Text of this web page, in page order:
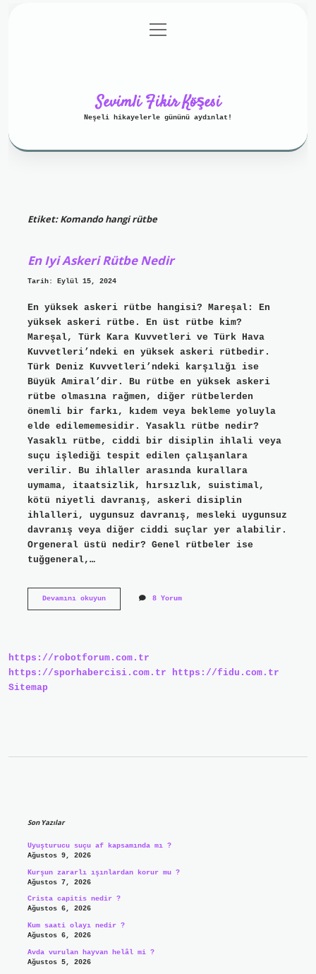
Gizlilik Politikası
menüyü
aç
Sevimli Fikir Köşesi
Neşeli hikayelerle gününü aydınlat!
Etiket:Komando hangi rütbe
En Iyi Askeri Rütbe Nedir
Tarih: Eylül 15, 2024
En yüksek askeri rütbe hangisi? Mareşal: En
yüksek askeri rütbe. En üst rütbe kim?
Mareşal, Türk Kara Kuvvetleri ve Türk Hava
Kuvvetleri’ndeki en yüksek askeri rütbedir.
Türk Deniz Kuvvetleri’ndeki karşılığı ise
Büyük Amiral’dir. Bu rütbe en yüksek askeri
rütbe olmasına rağmen, diğer rütbelerden
önemli bir farkı, kıdem veya bekleme yoluyla
elde edilememesidir. Yasaklı rütbe nedir?
Yasaklı rütbe, ciddi bir disiplin ihlali veya
suçu işlediği tespit edilen çalışanlara
verilir. Bu ihlaller arasında kurallara
uymama, itaatsizlik, hırsızlık, suistimal,
kötü niyetli davranış, askeri disiplin
ihlalleri, uygunsuz davranış, mesleki uygunsuz
davranış veya diğer ciddi suçlar yer alabilir.
Orgeneral üstü nedir? Genel rütbeler ise
tuğgeneral,…
Devamını okuyunEn
8 Yorum
https://robotforum.com.tr
https://sporhabercisi.com.tr
https://fidu.com.tr
Sitemap
Son Yazılar
Uyuşturucu suçu af kapsamında mı ?
Ağustos 9, 2026
Kurşun zararlı ışınlardan korur mu ?
Ağustos 7, 2026
Crista capitis nedir ?
Ağustos 6, 2026
Kum saati olayı nedir ?
Ağustos 6, 2026
Avda vurulan hayvan helâl mi ?
Ağustos 5, 2026